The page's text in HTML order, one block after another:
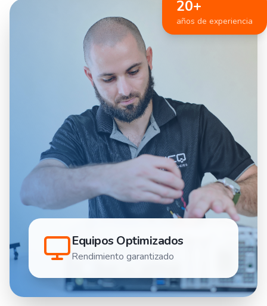
Equipos Optimizados
Rendimiento garantizado
20+
años de experiencia